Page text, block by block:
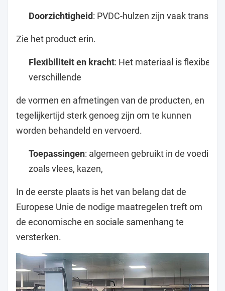
Doorzichtigheid: PVDC-hulzen zijn vaak
Zie het product erin.
Flexibiliteit en kracht: Het materiaal is flexibel,
verschillende
de vormen en afmetingen van de producten, en
tegelijkertijd sterk genoeg zijn om te kunnen
worden behandeld en vervoerd.
Toepassingen: algemeen gebruikt in de
zoals vlees, kazen,
In de eerste plaats is het van belang dat de
Europese Unie de nodige maatregelen treft om
de economische en sociale samenhang te
versterken.